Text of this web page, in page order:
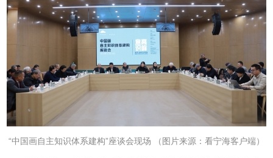
“中国画自主知识体系建构”座谈会现场 （图片来源：看宁海客户端）